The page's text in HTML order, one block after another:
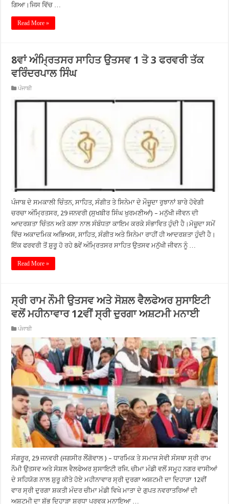
ਗਿਆ।ਜਿਸ ਵਿੱਚ …
Read More »
8ਵਾਂ ਅੰਮ੍ਰਿਤਸਰ ਸਾਹਿਤ ਉਤਸਵ 1 ਤੋ 3 ਫਰਵਰੀ ਤੱਕ
ਵਰਿੰਦਰਪਾਲ ਸਿੰਘ
ਪੰਜਾਬੀ
ਪੰਜਾਬ ਦੇ ਸਮਕਾਲੀ ਚਿੰਤਨ, ਸਾਹਿਤ, ਸੰਗੀਤ ਤੇ ਸਿਨੇਮਾ ਦੇ ਮੌਜ਼ੂਦਾ ਰੁਝਾਨਾਂ ਬਾਰੇ ਹੋਵੇਗੀ
ਚਰਚਾ ਅੰਮ੍ਰਿਤਸਰ, 29 ਜਨਵਰੀ (ਸੁਖਬੀਰ ਸਿੰਘ ਖੁਰਮਣੀਆਂ) – ਮਨੁੱਖੀ ਜੀਵਨ ਦੀ
ਆਦਰਸ਼ਤਾ ਚਿੰਤਨ ਅਤੇ ਕਲਾ ਨਾਲ ਸੰਬੰਧਤਾ ਕਾਇਮ ਕਰਕੇ ਸੰਭਾਵਿਤ ਹੁੰਦੀ ਹੈ।ਮੋਜ਼ੂਦਾ ਸਮੇਂ
ਵਿੱਚ ਅਕਾਦਮਿਕ ਅਭਿਅਸ, ਸਾਹਿਤ, ਸੰਗੀਤ ਅਤੇ ਸਿਨੇਮਾ ਰਾਹੀਂ ਹੀ ਆਦਰਸ਼ਤਾ ਹੁੰਦੀ ਹੈ।
ਇੱਕ ਫਰਵਰੀ ਤੋਂ ਸ਼ੁਰੂ ਹੋ ਰਹੇ 8ਵੇਂ ਅੰਮ੍ਰਿਤਸਰ ਸਾਹਿਤ ਉਤਸਵ ਮਨੁੱਖੀ ਜੀਵਨ ਨੂੰ …
Read More »
ਸ੍ਰੀ ਰਾਮ ਨੌਮੀ ਉਤਸਵ ਅਤੇ ਸੋਸ਼ਲ ਵੈਲਫੇਅਰ ਸੁਸਾਇਟੀ
ਵਲੋਂ ਮਹੀਨਾਵਾਰ 12ਵੀਂ ਸ੍ਰੀ ਦੁਰਗਾ ਅਸ਼ਟਮੀ ਮਨਾਈ
ਪੰਜਾਬੀ
ਸੰਗਰੂਰ, 29 ਜਨਵਰੀ (ਜਗਸੀਰ ਲੌਂਗੋਵਾਲ ) – ਧਾਰਮਿਕ ਤੇ ਸਮਾਜ ਸੇਵੀ ਸੰਸਥਾ ਸ੍ਰੀ ਰਾਮ
ਨੌਮੀ ਉਤਸਵ ਅਤੇ ਸੋਸ਼ਲ ਵੈਲਫੇਅਰ ਸੁਸਾਇਟੀ ਰਜਿ. ਚੀਮਾ ਮੰਡੀ ਵਲੋਂ ਸਮੂਹ ਨਗਰ ਵਾਸੀਆਂ
ਦੇ ਸਹਿਯੋਗ ਨਾਲ ਸ਼ੁਰੂ ਕੀਤੇ ਹੋਏ ਮਹੀਨਾਵਾਰ ਸ੍ਰੀ ਦੁਰਗਾ ਅਸ਼ਟਮੀ ਦਾ ਦਿਹਾੜਾ 12ਵੀਂ
ਵਾਰ ਸ੍ਰੀ ਦੁਰਗਾ ਸ਼ਕਤੀ ਮੰਦਰ ਚੀਮਾ ਮੰਡੀ ਵਿਖੇ ਮਾਤਾ ਦੇ ਗੁਪਤ ਨਵਰਾਤਰਿਆਂ ਦੀ
ਅਸ਼ਟਮੀ ਦਾ ਸ਼ੁੱਭ ਦਿਹਾੜਾ ਸ਼ਰਧਾ ਪੂਰਵਕ ਮਨਾਇਆ …